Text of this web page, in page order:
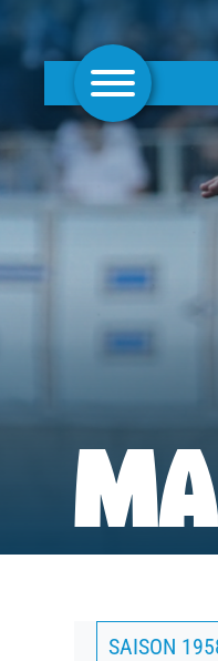
SAISON